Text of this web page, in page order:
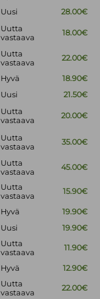
Uusi
28.00€
Uutta
vastaava
18.00€
Uutta
vastaava
22.00€
Hyvä
18.90€
Uusi
21.50€
Uutta
vastaava
20.00€
Uutta
vastaava
35.00€
Uutta
vastaava
45.00€
Uutta
vastaava
15.90€
Hyvä
19.90€
Uusi 19.90€
Uutta
vastaava
11.90€
Hyvä 12.90€
Uutta
vastaava
22.00€